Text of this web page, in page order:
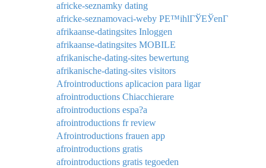
africke-seznamky dating
africke-seznamovaci-weby PЕ™ihlГЎЕЎenГ­
afrikaanse-datingsites Inloggen
afrikaanse-datingsites MOBILE
afrikanische-dating-sites bewertung
afrikanische-dating-sites visitors
Afrointroductions aplicacion para ligar
afrointroductions Chiacchierare
afrointroductions espa?a
afrointroductions fr review
Afrointroductions frauen app
afrointroductions gratis
afrointroductions gratis tegoeden